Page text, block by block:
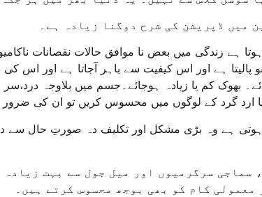
میں ڈپریشن کی شرح دوگنا زیادہ ہے۔
ہے زندگی میں بعض نا موافق حالات نقصانات
ہے اور اس کیفیت سے باہر آجاتا ہے اور اس کی
بھوک کم یا زیادہ ہوجائے۔جسم میں بلاوجہ
ارد گرد کے لوگوں میں محسوس کریں تو ان کی ضرور
ہے وہ بڑی مشکل اور تکلیف دہ صورتِ حال سے
سماجی سرگرمیوں اور میل جول سے بہت
کام کو بھی بوجھ محسوس کرتے ہیں۔